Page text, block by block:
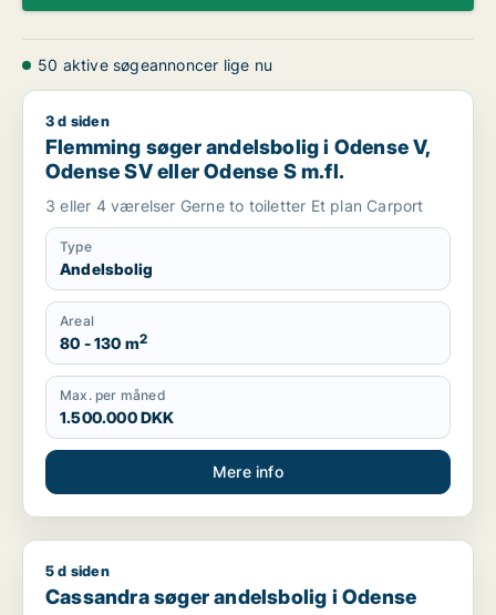
50 aktive søgeannoncer lige nu
Flemming søger andelsbolig i Odense V, Odense SV eller
3 d siden
Flemming søger andelsbolig i Odense V,
Odense SV eller Odense S m.fl.
3 eller 4 værelser Gerne to toiletter Et plan Carport
Type
Andelsbolig
Areal
80 - 130 m2
Max. per måned
1.500.000 DKK
Mere info
Cassandra søger andelsbolig i Odense
5 d siden
Cassandra søger andelsbolig i Odense